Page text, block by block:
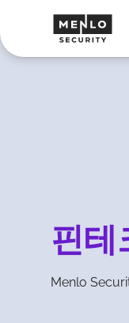
핀테
Menlo